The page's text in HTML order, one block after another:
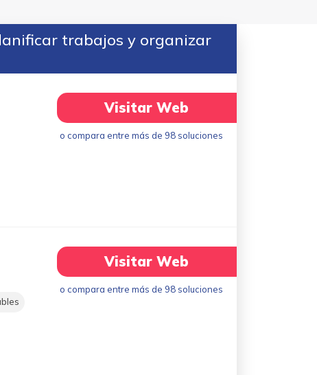
trabajos y organizar
Visitar Web
o compara entre más de 98 soluciones
Visitar Web
o compara entre más de 98 soluciones